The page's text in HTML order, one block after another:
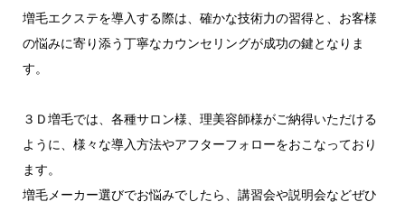
増毛エクステを導入する際は、確かな技術力の習得と、お客様
の悩みに寄り添う丁寧なカウンセリングが成功の鍵となりま
す。
３Ｄ増毛では、各種サロン様、理美容師様がご納得いただける
ように、様々な導入方法やアフターフォローをおこなっており
ます。
増毛メーカー選びでお悩みでしたら、講習会や説明会などぜひ